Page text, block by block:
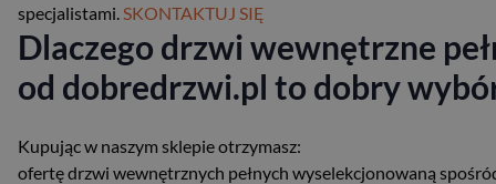
specjalistami. SKONTAKTUJ SIĘ
Dlaczego drzwi wewnętrzne
od dobredrzwi.pl to dobry
Kupując w naszym sklepie otrzymasz:
ofertę drzwi wewnętrznych pełnych wyselekcjonowaną